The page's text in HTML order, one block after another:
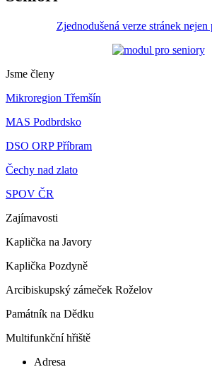
Zjednodušená verze stránek nejen
Jsme členy
Mikroregion Třemšín
MAS Podbrdsko
DSO ORP Příbram
Čechy nad zlato
SPOV ČR
Zajímavosti
Kaplička na Javory
Kaplička Pozdyně
Arcibiskupský zámeček Roželov
Památník na Dědku
Multifunkční hřiště
Adresa